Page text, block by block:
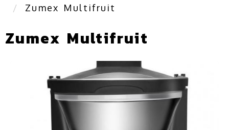
Zumex Multifruit
Zumex Multifruit